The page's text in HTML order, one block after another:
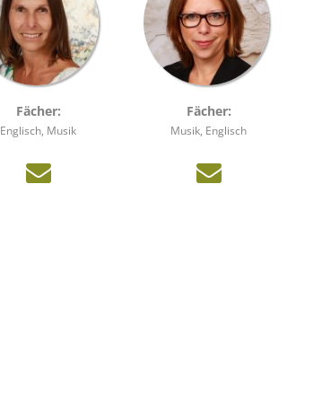
Fächer:
Englisch, Musik
Fächer:
Musik, Englisch